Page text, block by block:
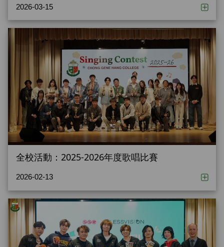
2026-03-15
全校活動：2025-2026年度歌唱比賽
2026-02-13